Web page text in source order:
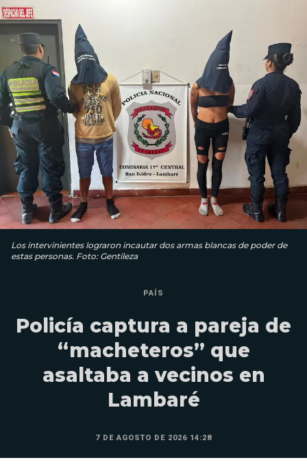
Los intervinientes lograron incautar dos armas blancas de poder de
estas personas. Foto: Gentileza
PAÍS
Policía captura a pareja de
“macheteros” que
asaltaba a vecinos en
Lambaré
7 DE AGOSTO DE 2026 14:28